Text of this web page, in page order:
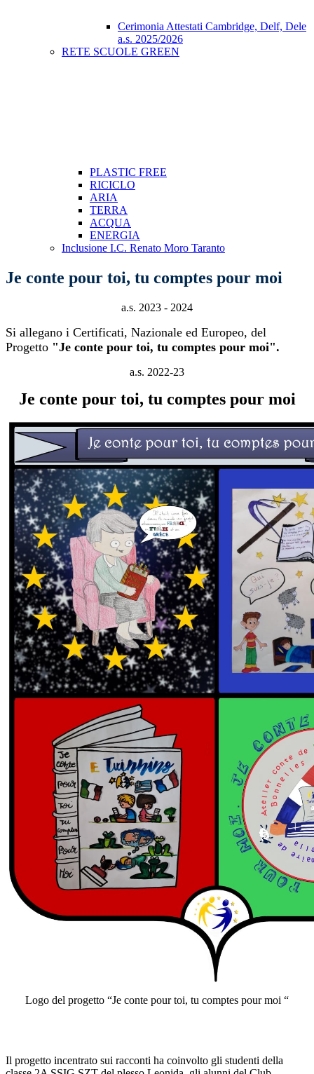
Cerimonia Attestati Cambridge, Delf, Dele
a.s. 2025/2026
RETE SCUOLE GREEN
PLASTIC FREE
RICICLO
ARIA
TERRA
ACQUA
ENERGIA
Inclusione I.C. Renato Moro Taranto
Je conte pour toi, tu comptes pour moi
a.s. 2023 - 2024
Si allegano i Certificati, Nazionale ed Europeo, del
Progetto "Je conte pour toi, tu comptes pour moi".
a.s. 2022-23
Je conte pour toi, tu comptes pour moi
Logo del progetto “Je conte pour toi, tu comptes pour moi “
Il progetto incentrato sui racconti ha coinvolto gli studenti della